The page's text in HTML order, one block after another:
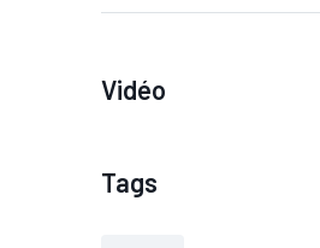
Vidéo
Tags